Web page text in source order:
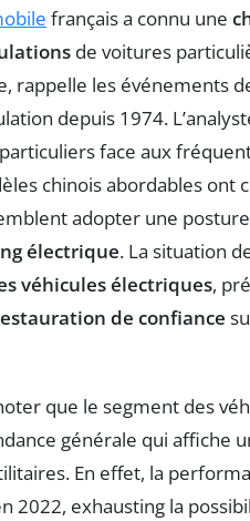
français a connu une
de voitures
rappelle les événements
depuis 1974.
face aux
chinois abordables
adopter une
électrique. La situation
véhicules électriques,
de confiance
que le segment des
générale qui affiche
En effet, la
2022, exhausting la